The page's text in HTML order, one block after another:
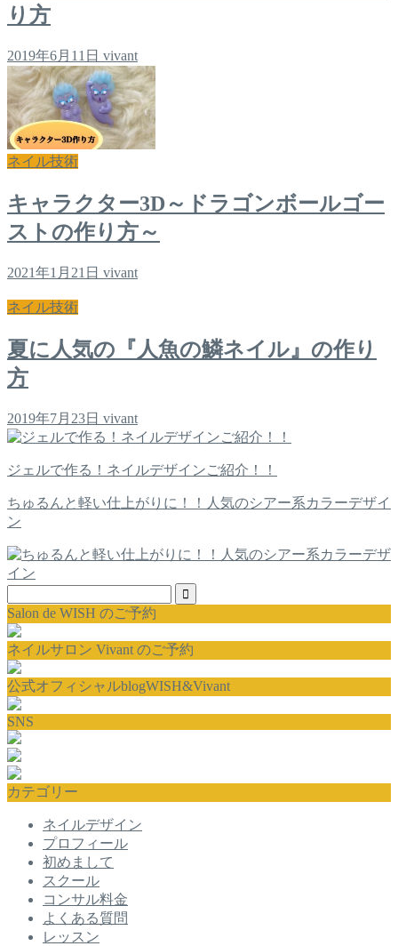
り方
2019年6月11日 vivant
ネイル技術
キャラクター3D～ドラゴンボールゴー
ストの作り方～
2021年1月21日 vivant
ネイル技術
夏に人気の『人魚の鱗ネイル』の作り
方
2019年7月23日 vivant
ジェルで作る！ネイルデザインご紹介！！
ちゅるんと軽い仕上がりに！！人気のシアー系カラーデザイ
ン
Salon de WISH のご予約
ネイルサロン Vivant のご予約
公式オフィシャルblogWISH&Vivant
SNS
カテゴリー
ネイルデザイン
プロフィール
初めまして
スクール
コンサル料金
よくある質問
レッスン